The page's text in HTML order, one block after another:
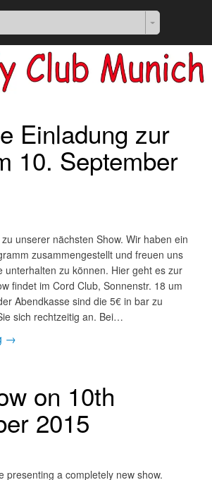
Einladung zur
10. September
unserer nächsten Show. Wir haben ein
zusammengestellt und freuen uns
unterhalten zu können. Hier geht es zur
findet im Cord Club, Sonnenstr. 18 um
Abendkasse sind die 5€ in bar zu
sich rechtzeitig an. Bei…
→
on 10th
2015
presenting a completely new show.